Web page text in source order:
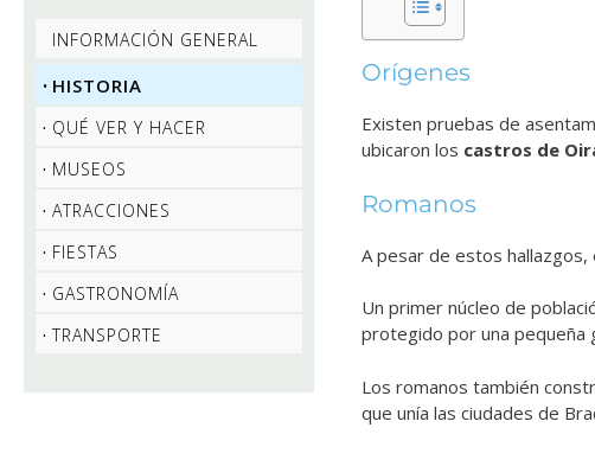
INFORMACIÓN GENERAL
HISTORIA
QUÉ VER Y HACER
MUSEOS
ATRACCIONES
FIESTAS
GASTRONOMÍA
TRANSPORTE
Orígenes
Existen pruebas de
ubicaron los castros de
Romanos
A pesar de estos
Un primer núcleo de
protegido por una pequeña
Los romanos también
que unía las ciudades de